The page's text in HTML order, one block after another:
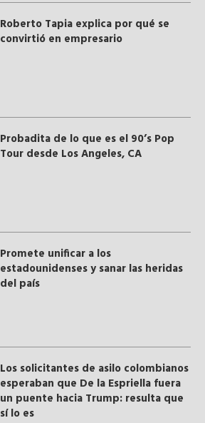
Roberto Tapia explica por qué se
convirtió en empresario
Probadita de lo que es el 90’s Pop
Tour desde Los Angeles, CA
Promete unificar a los
estadounidenses y sanar las heridas
del país
Los solicitantes de asilo colombianos
esperaban que De la Espriella fuera
un puente hacia Trump: resulta que
sí lo es